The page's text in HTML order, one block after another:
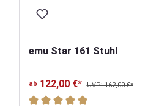
emu Star 161 Stuhl
ab 122,00 €* UVP: 162,00 €*
Durchschnittliche